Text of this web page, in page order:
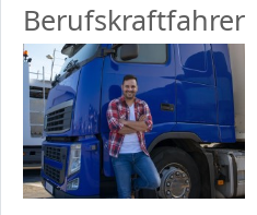
Berufskraftfahrer